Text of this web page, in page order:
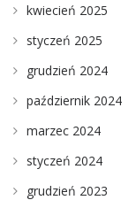
kwiecień 2025
styczeń 2025
grudzień 2024
październik 2024
marzec 2024
styczeń 2024
grudzień 2023